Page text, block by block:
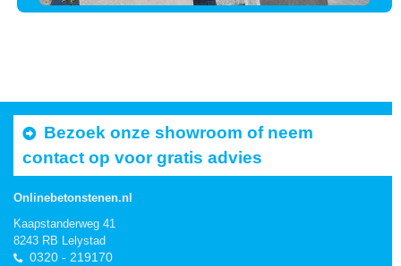
Bezoek onze showroom of neem
contact op voor gratis advies
Onlinebetonstenen.nl
Kaapstanderweg 41
8243 RB Lelystad
0320 - 219170